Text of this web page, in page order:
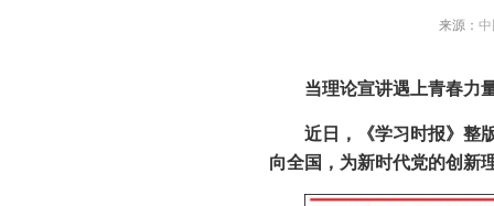
来源：
当理论宣讲遇上青春力
近日，《学习时报》整
向全国，为新时代党的创新